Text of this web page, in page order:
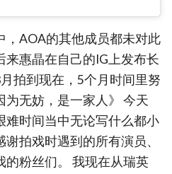
，AOA的其他成员都未对此
来惠晶在自己的IG上发布长
拍到现在，5个月时间里努
无妨，是一家人》 今天
难时间当中无论写什么都小
拍戏时遇到的所有演员、
的粉丝们。 我现在从瑞英